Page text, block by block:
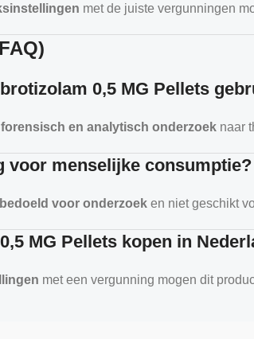
met de juiste vergunningen
0,5 MG Pellets
forensisch en analytisch onderzoek naar
voor menselijke consumptie?
voor onderzoek en niet geschikt
MG Pellets kopen in
met een vergunning mogen dit